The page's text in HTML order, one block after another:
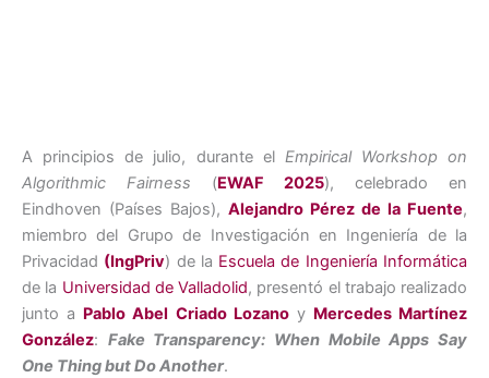
A principios de julio, durante el Empirical Workshop on
Algorithmic Fairness (EWAF 2025), celebrado en
Eindhoven (Países Bajos), Alejandro Pérez de la Fuente,
miembro del Grupo de Investigación en Ingeniería de la
Privacidad (IngPriv) de la Escuela de Ingeniería Informática
de la Universidad de Valladolid, presentó el trabajo realizado
junto a Pablo Abel Criado Lozanoy Mercedes Martínez
González: Fake Transparency: When Mobile Apps Say
One Thing but Do Another.